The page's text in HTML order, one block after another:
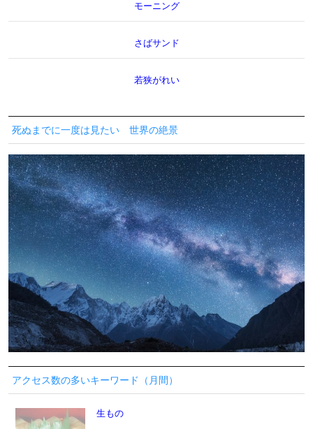
モーニング
さばサンド
若狭がれい
死ぬまでに一度は見たい 世界の絶景
アクセス数の多いキーワード（月間）
生もの